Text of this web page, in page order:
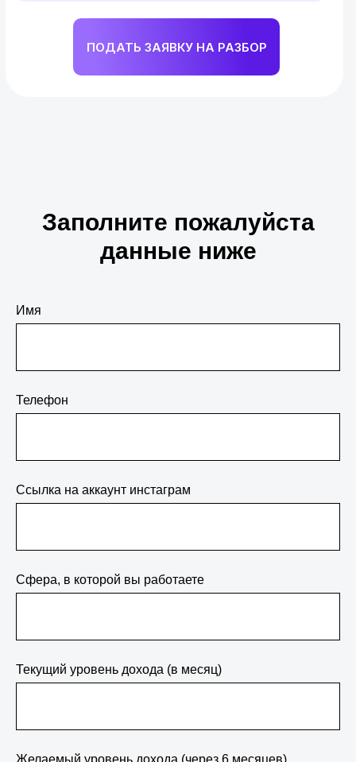
ПОДАТЬ ЗАЯВКУ НА РАЗБОР
Заполните пожалуйста
данные ниже
Имя
Телефон
Cсылка на аккаунт инстаграм
Сфера, в которой вы работаете
Текущий уровень дохода (в месяц)
Желаемый уровень дохода (через 6 месяцев)